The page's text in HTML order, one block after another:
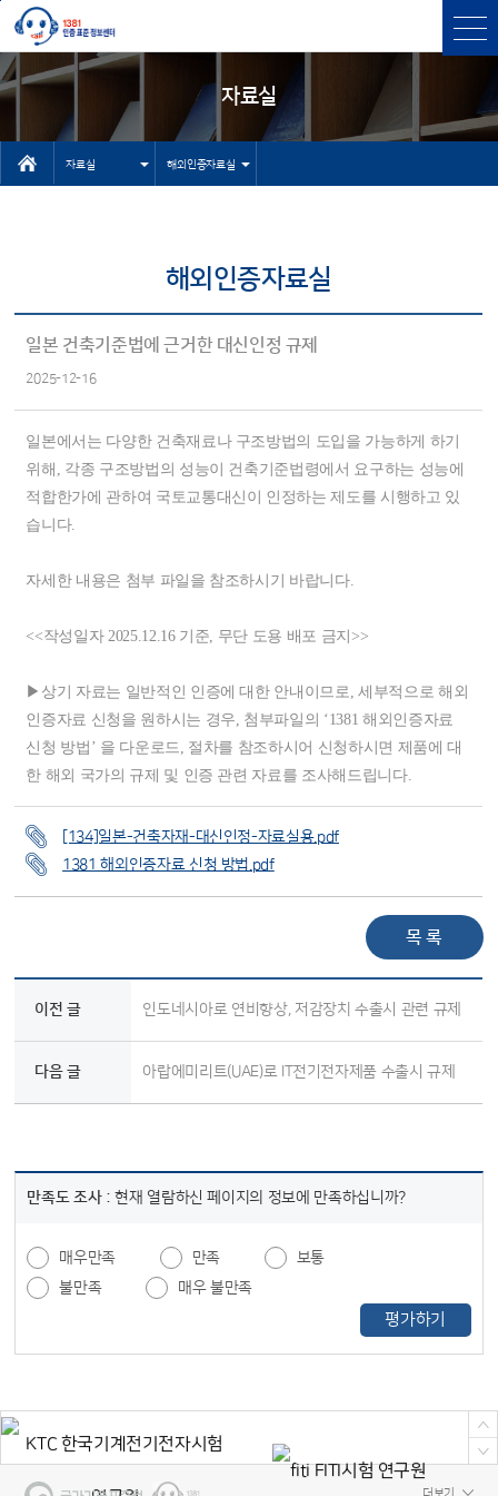
본문바로가기
주메뉴 바로가기
자료실
자료실
상담
고객센터
NEP/NET헬
프데스크
해외인증자료실
유용한 사이
기타 자료실
해외인증자료실
일본 건축기준법에 근거한 대신인정 규제
2025-12-16
일본에서는 다양한 건축재료나 구조방법의 도입을 가능하게 하기
위해, 각종 구조방법의 성능이 건축기준법령에서 요구하는 성능에
적합한가에 관하여 국토교통대신이 인정하는 제도를 시행하고 있
습니다.
자세한 내용은 첨부 파일을 참조하시기 바랍니다.
<<작성일자 2025.12.16 기준, 무단 도용 배포 금지>>
▶상기 자료는 일반적인 인증에 대한 안내이므로, 세부적으로 해외
인증자료 신청을 원하시는 경우, 첨부파일의 ‘1381 해외인증자료
신청 방법’ 을 다운로드, 절차를 참조하시어 신청하시면 제품에 대
한 해외 국가의 규제 및 인증 관련 자료를 조사해드립니다.
[134]일본-건축자재-대신인정-자료실용.pdf
1381 해외인증자료 신청 방법.pdf
목 록
이전 글 인도네시아로 연비향상, 저감장치 수출시 관련 규제
다음 글 아랍에미리트(UAE)로 IT전기전자제품 수출시 규제
만족도 조사 :현재 열람하신 페이지의 정보에 만족하십니까?
매우만족 만족
보통
불만족
매우 불만족
평가하기